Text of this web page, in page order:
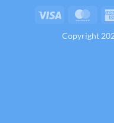
Visa
Copyright